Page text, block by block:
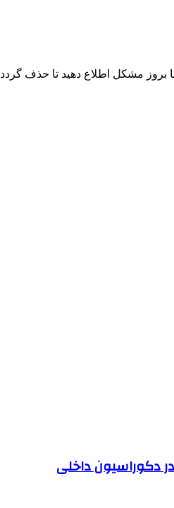
مشکل اطلاع دهید تا حذف گردد
دکوراسیون داخلی